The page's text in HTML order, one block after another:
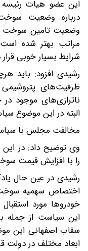
این عضو هیات رئیسه
درباره وضعیت
وضعیت تامین سوخت
مراتب بهتر شده
شرایط بسیار خوبی قرار
رشیدی افزود: باید
ظرفیت‌های پتروشیمی
ناترازی‌های موجود در
البته در این موضوع
مخالفت مجلس با
وی توضیح داد: در
را با افزایش قیمت
رشیدی در عین حال
اختصاص سهمیه سوخت
خودروها مورد
این سیاست از جمله
سقاب اصفهانی این
ابعاد مختلف در دولت